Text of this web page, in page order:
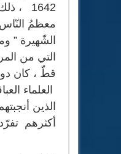
1642
معظمُ النّاس
الشّهيرة ”
التي من
قطّ ، كان
العلماء
الذين
أكثرهم